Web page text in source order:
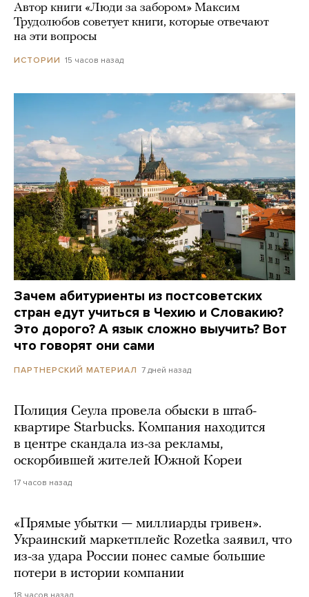
Автор книги «Люди за забором» Максим
Трудолюбов советует книги, которые отвечают
на эти вопросы
ИСТОРИИ 15 часов назад
Зачем абитуриенты из постсоветских
стран едут учиться в Чехию и Словакию?
Это дорого? А язык сложно выучить? Вот
что говорят они сами
ПАРТНЕРСКИЙ МАТЕРИАЛ 7 дней назад
Полиция Сеула провела обыски в штаб-
квартире Starbucks. Компания находится
в центре скандала из-за рекламы,
оскорбившей жителей Южной Кореи
17 часов назад
«Прямые убытки — миллиарды гривен».
Украинский маркетплейс Rozetka заявил, что
из-за удара России понес самые большие
потери в истории компании
18 часов назад